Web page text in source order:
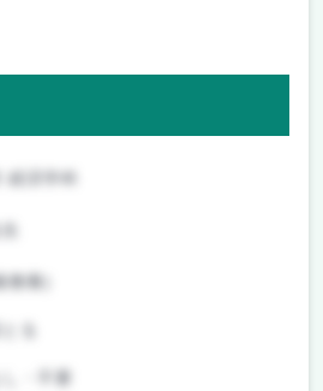
教養)
る
・不要